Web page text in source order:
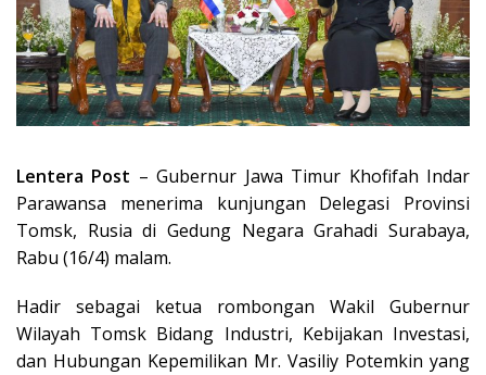
Lentera Post – Gubernur Jawa Timur Khofifah Indar
Parawansa menerima kunjungan Delegasi Provinsi
Tomsk, Rusia di Gedung Negara Grahadi Surabaya,
Rabu (16/4) malam.
Hadir sebagai ketua rombongan Wakil Gubernur
Wilayah Tomsk Bidang Industri, Kebijakan Investasi,
dan Hubungan Kepemilikan Mr. Vasiliy Potemkin yang